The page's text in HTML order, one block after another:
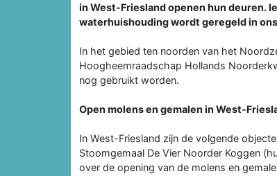
in West-Friesland openen hun deuren.
waterhuishouding wordt geregeld in
In het gebied ten noorden van het
Hoogheemraadschap Hollands
nog gebruikt worden.
Open molens en gemalen in West-
In West-Friesland zijn de volgende
Stoomgemaal De Vier Noorder Koggen
over de opening van de molens en